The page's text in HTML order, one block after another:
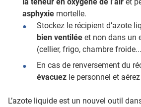
asphyxiemortelle.
Stockez le récipient d’azote
bien ventiléeet non dans un
(cellier, frigo, chambre
En cas de renversement du
évacuez le personnel et
L’azote liquide est un nouvel outil